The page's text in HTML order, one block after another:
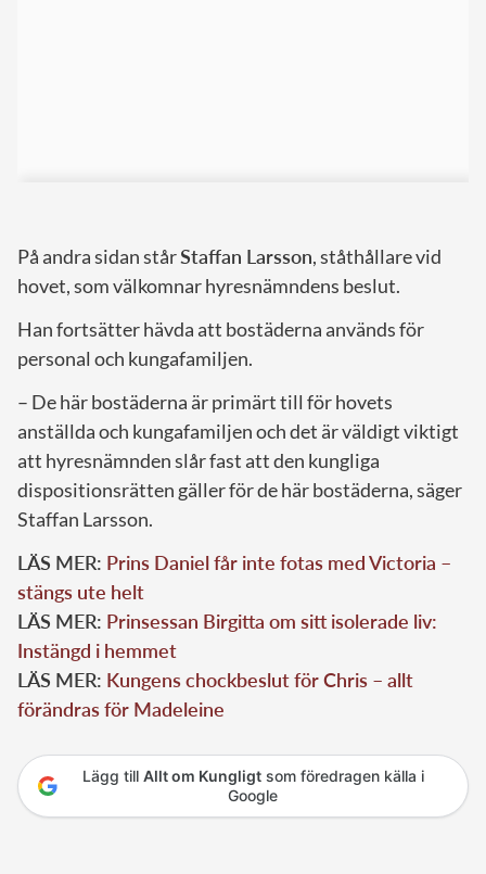
På andra sidan stårStaffan Larsson, ståthållare vid
hovet, som välkomnar hyresnämndens beslut.
Han fortsätter hävda att bostäderna används för
personal och kungafamiljen.
– De här bostäderna är primärt till för hovets
anställda och kungafamiljen och det är väldigt viktigt
att hyresnämnden slår fast att den kungliga
dispositionsrätten gäller för de här bostäderna, säger
Staffan Larsson.
LÄS MER: Prins Daniel får inte fotas med Victoria –
stängs ute helt
LÄS MER: Prinsessan Birgitta om sitt isolerade liv:
Instängd i hemmet
LÄS MER: Kungens chockbeslut för Chris – allt
förändras för Madeleine
Lägg till Allt om Kungligtsom föredragen källa i
Google